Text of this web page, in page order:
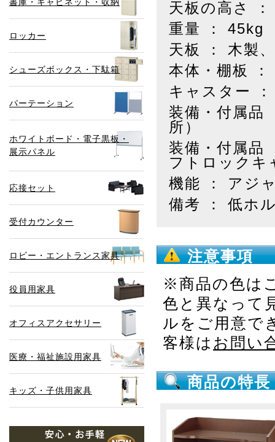
ロッカー
シューズボックス・下駄箱
パーテーション
ホワイトボード・電子黒板・
展示パネル
応接セット
受付カウンター
ロビー・エントランス家具
役員用家具
オフィスアクセサリー
医療・福祉施設用家具
キッズ・子供用家具
天板の高さ
重量 ： 45kg
天板 ： 木製
本体・棚板
キャスター
装備・付属品
所）
装備・付属品
フトロックキ
機能 ： アジ
備考 ： 低ホ
注意事項
※商品の色は
色と異なって
ルをご用意で
客様は お問い
商品の特長